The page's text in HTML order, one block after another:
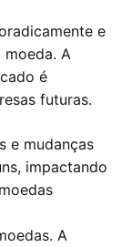
e
A
é
futuras.
e mudanças
impactando
A